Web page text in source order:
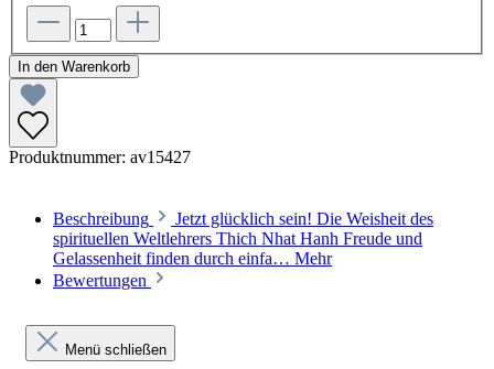
In den Warenkorb
Produktnummer: av15427
Beschreibung
Jetzt glücklich sein! Die Weisheit des
spirituellen Weltlehrers Thich Nhat Hanh Freude und
Gelassenheit finden durch einfa… Mehr
Bewertungen
Menü schließen